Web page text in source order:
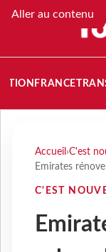
Aller au contenu
FRANCE
Accueil ›C'est
Emirates
C'EST